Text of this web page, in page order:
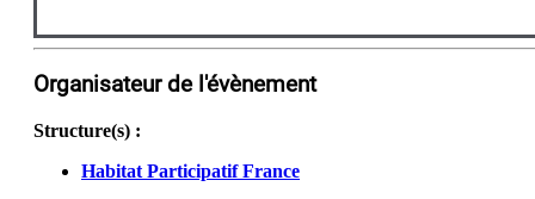
Organisateur de l'évènement
Structure(s) :
Habitat Participatif France